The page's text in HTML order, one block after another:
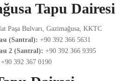
Tapu Dairesi
Paşa Bulvarı, Gazimağusa, KKTC
(Santral): +90 392 366 5631
2 (Santral): +90 392 366 9395
+90 392 367 0190